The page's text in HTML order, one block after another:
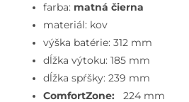
farba: matná čierna
materiál: kov
výška batérie: 312 mm
dĺžka výtoku: 185 mm
dĺžka spŕšky: 239 mm
ComfortZone:
224 mm